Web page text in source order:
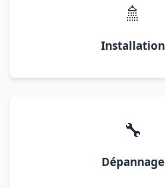
🚿
Installation
🔧
Dépannage